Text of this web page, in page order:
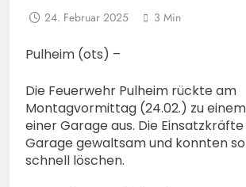
24. Februar 2025 3 Min
Pulheim (ots) –
Die Feuerwehr Pulheim rückte am
Montagvormittag (24.02.) zu
einer Garage aus. Die
Garage gewaltsam und konnten
schnell löschen.